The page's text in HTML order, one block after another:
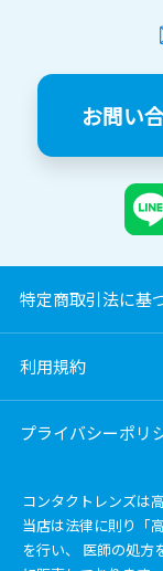
お問い
特定商取引法に基
利用規約
プライバシーポリ
コンタクトレンズは
当店は法律に則り「
を行い、 医師の処方